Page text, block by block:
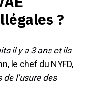
?
il y a 3 ans et ils
le chef du NYFD,
l’usure des